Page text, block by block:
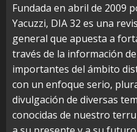
Fundada en abril de 2009
Yacuzzi, DIA 32 es una
general que apuesta a
través de la información
importantes del ámbito
con un enfoque serio,
divulgación de diversas
conocidas de nuestro